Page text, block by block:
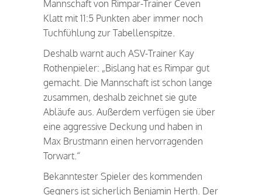
Mannschaft von Rimpar-Trainer Ceven
Klatt mit 11:5 Punkten aber immer noch
Tuchfühlung zur Tabellenspitze.
Deshalb warnt auch ASV-Trainer Kay
Rothenpieler: „Bislang hat es Rimpar gut
gemacht. Die Mannschaft ist schon lange
zusammen, deshalb zeichnet sie gute
Abläufe aus. Außerdem verfügen sie über
eine aggressive Deckung und haben in
Max Brustmann einen hervorragenden
Torwart.“
Bekanntester Spieler des kommenden
Gegners ist sicherlich Benjamin Herth. Der